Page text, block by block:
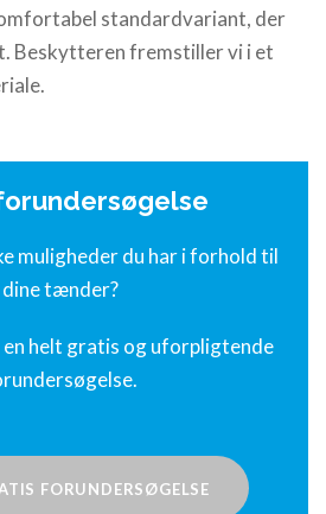
standardvariant, der
Beskytteren fremstiller vi i et
muligheder du har i forhold til
dine tænder?
helt gratis og uforpligtende
FORUNDERSØGELSE